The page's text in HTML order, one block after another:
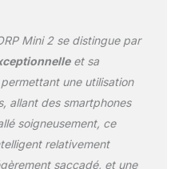
appareils photo reflex
et les
vidéo. action. Il
pèse que 852 g, ce
et compatible
une variété
ce qui rend
Mini 2 se distingue par
et sa
une utilisation
allant des smartphones
soigneusement, ce
relativement
saccadé, et une